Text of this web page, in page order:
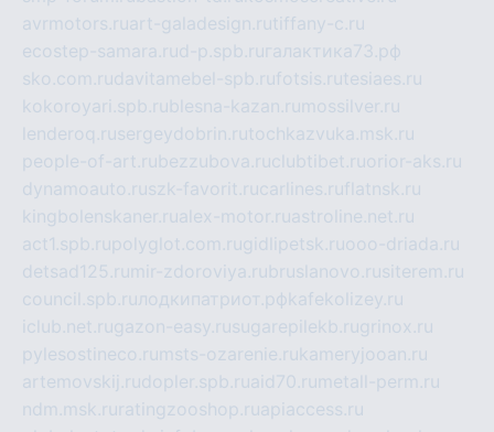
avrmotors.ruart-galadesign.rutiffany-c.ru
ecostep-samara.rud-p.spb.ru галактика73.рф
sko.com.rudavitamebel-spb.rufotsis.rutesiaes.ru
kokoroyari.spb.rublesna-kazan.ru mossilver.ru
lenderoq.rusergeydobrin.rutochkazvuka.msk.ru
people-of-art.rubezzubova.ruclubtibet.ruorior-aks.ru
dynamoauto.ruszk-favorit.rucarlines.ruflatnsk.ru
kingbolenskaner.rualex-motor.ruastroline.net.ru
act1.spb.rupolyglot.com.rugidlipetsk.ruooo-driada.ru
detsad125.ru mir-zdoroviya.rubruslanovo.rusiterem.ru
council.spb.ruлодкипатриот.рфkafekolizey.ru
iclub.net.rugazon-easy.rusugarepilekb.rugrinox.ru
pylesostineco.ru msts-ozarenie.rukameryjooan.ru
artemovskij.rudopler.spb.ruaid70.ru metall-perm.ru
ndm.msk.ru ratingzooshop.ruapiaccess.ru